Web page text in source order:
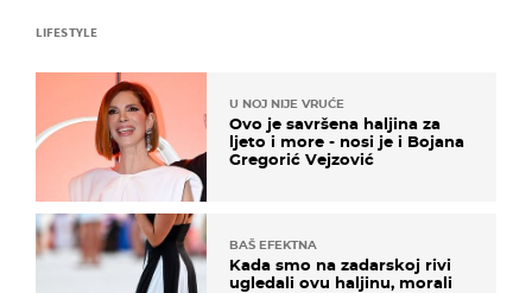
LIFESTYLE
U NOJ NIJE VRUĆE
Ovo je savršena haljina za
ljeto i more - nosi je i Bojana
Gregorić Vejzović
BAŠ EFEKTNA
Kada smo na zadarskoj rivi
ugledali ovu haljinu, morali